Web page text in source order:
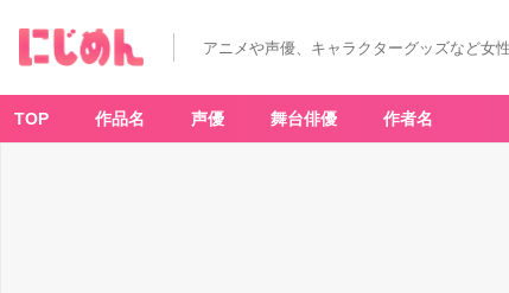
アニメや声優、キャラクターグッズなど女
TOP 作品名 声優 舞台俳優 作者名